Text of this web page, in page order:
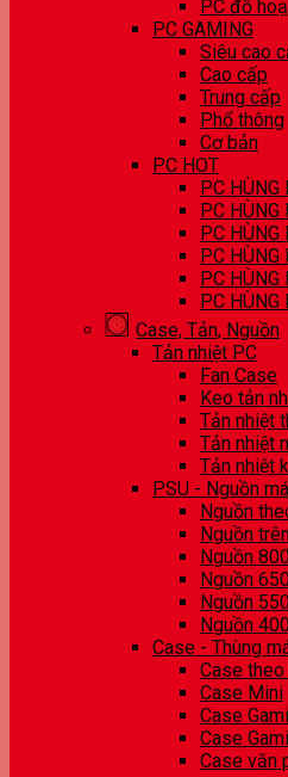
PC đồ hoạ
PC GAMING
Siêu cao
Cao cấp
Trung cấp
Phổ thông
Cơ bản
PC HOT
PC HÙNG
PC HÙNG
PC
PC
PC HÙNG
PC HÙNG
Case, Tản, Nguồn
Tản nhiệt PC
Fan Case
Keo tản
Tản nhiệt
Tản nhiệt
Tản nhiệt
PSU - Nguồn
Nguồn
Nguồn
Nguồn
Nguồn
Nguồn
Nguồn
Case - Thùng
Case theo
Case Mini
Case
Case
Case văn